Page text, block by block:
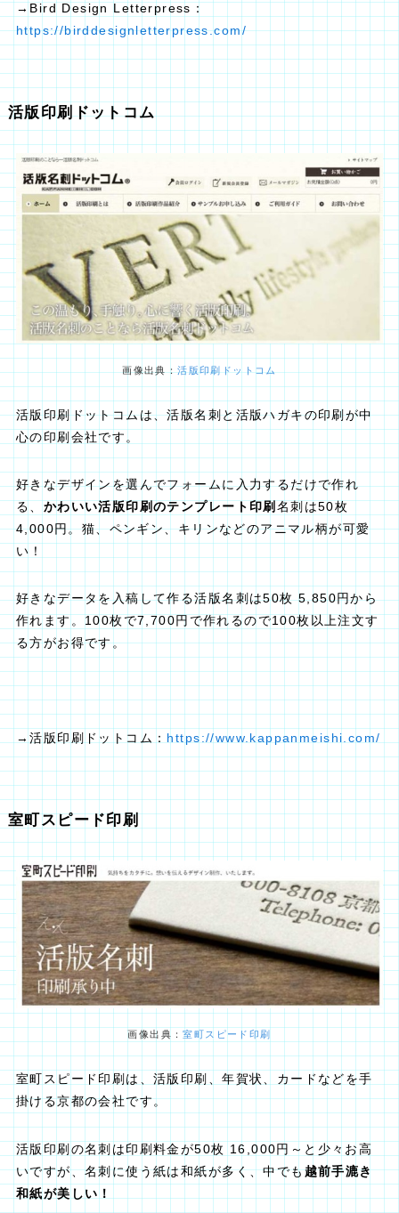
→Bird Design Letterpress：
https://birddesignletterpress.com/
活版印刷ドットコム
画像出典：活版印刷ドットコム
活版印刷ドットコムは、活版名刺と活版ハガキの印刷が中
心の印刷会社です。
好きなデザインを選んでフォームに入力するだけで作れ
る、 かわいい活版印刷のテンプレート印刷 名刺は50枚
4,000円。猫、ペンギン、キリンなどのアニマル柄が可愛
い！
好きなデータを入稿して作る活版名刺は50枚 5,850円から
作れます。100枚で7,700円で作れるので100枚以上注文す
る方がお得です。
→活版印刷ドットコム： https://www.kappanmeishi.com/
室町スピード印刷
画像出典：室町スピード印刷
室町スピード印刷は、活版印刷、年賀状、カードなどを手
掛ける京都の会社です。
活版印刷の名刺は印刷料金が50枚 16,000円～と少々お高
いですが、名刺に使う紙は和紙が多く、中でも越前手漉き
和紙が美しい！